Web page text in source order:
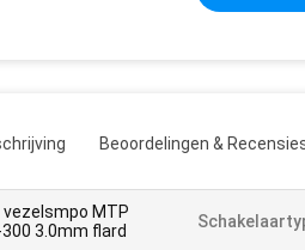
Beoordelingen &
vezelsmpo MTP
3.0mm flard